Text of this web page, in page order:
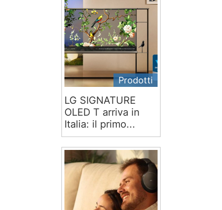
Prodotti
LG SIGNATURE
OLED T arriva in
Italia: il primo...